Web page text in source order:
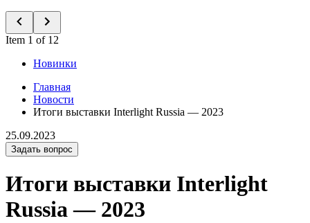
Item 1 of 12
Новинки
Главная
Новости
Итоги выставки Interlight Russia — 2023
25.09.2023
Задать вопрос
Итоги выставки Interlight
Russia — 2023